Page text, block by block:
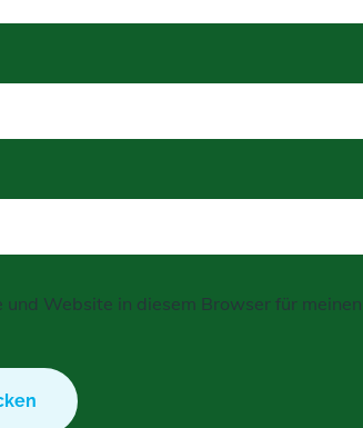
Website in diesem Browser für